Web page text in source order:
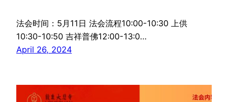
法会时间：5月11日 法会流程10:00-10:30 上供
10:30-10:50 吉祥普佛12:00-13:0…
April 26, 2024